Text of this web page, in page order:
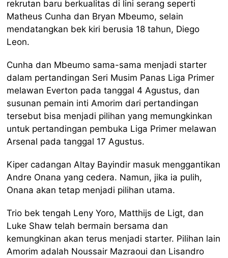
rekrutan baru berkualitas di lini serang seperti
Matheus Cunha dan Bryan Mbeumo, selain
mendatangkan bek kiri berusia 18 tahun, Diego
Leon.
Cunha dan Mbeumo sama-sama menjadi starter
dalam pertandingan Seri Musim Panas Liga Primer
melawan Everton pada tanggal 4 Agustus, dan
susunan pemain inti Amorim dari pertandingan
tersebut bisa menjadi pilihan yang memungkinkan
untuk pertandingan pembuka Liga Primer melawan
Arsenal pada tanggal 17 Agustus.
Kiper cadangan Altay Bayindir masuk menggantikan
Andre Onana yang cedera. Namun, jika ia pulih,
Onana akan tetap menjadi pilihan utama.
Trio bek tengah Leny Yoro, Matthijs de Ligt, dan
Luke Shaw telah bermain bersama dan
kemungkinan akan terus menjadi starter. Pilihan lain
Amorim adalah Noussair Mazraoui dan Lisandro